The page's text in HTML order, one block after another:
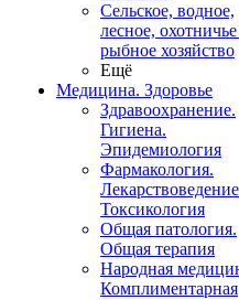
Сельское, водное,
лесное,
рыбное хозяйство
Ещё
Медицина. Здоровье
Здравоохранение.
Гигиена.
Эпидемиология
Фармакология.
Токсикология
Общая патология.
Общая терапия
Народная
Комплиментарная